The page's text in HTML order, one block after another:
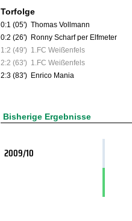
Torfolge
0:1 (05') Thomas Vollmann
0:2 (26') Ronny Scharf per Elfmeter
1:2 (49') 1.FC Weißenfels
2:2 (63') 1.FC Weißenfels
2:3 (83') Enrico Mania
Bisherige Ergebnisse
2009/10